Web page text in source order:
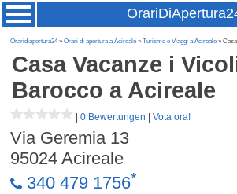
Oraridiapertura24»Orari di apertura a Acireale »Turismo e Viaggi a Acireale »
Casa Vacanze i
Barocco a Acireale
|0 Bewertungen |Vota ora!
Via Geremia 13
95024 Acireale
340 479 1756*